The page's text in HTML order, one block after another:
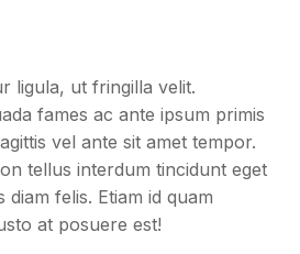
ligula, ut fringilla velit.
fames ac ante ipsum primis
vel ante sit amet tempor.
tellus interdum tincidunt eget
diam felis. Etiam id quam
at posuere est!